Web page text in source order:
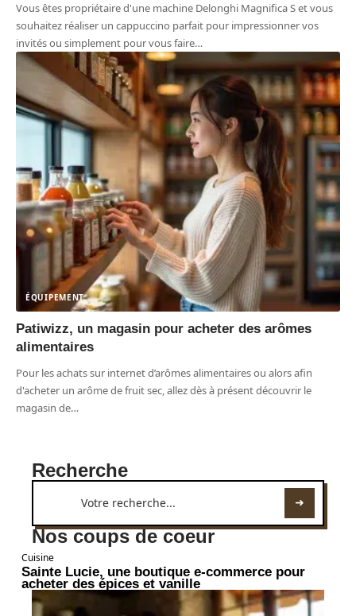
Vous êtes propriétaire d'une machine Delonghi Magnifica S et vous
souhaitez réaliser un cappuccino parfait pour impressionner vos
invités ou simplement pour vous faire…
ÉQUIPEMENT
Patiwizz, un magasin pour acheter des arômes
alimentaires
Pour les achats sur internet d’arômes alimentaires ou alors afin
d'acheter un arôme de fruit sec, allez dès à présent découvrir le
magasin de…
Recherche
Nos coups de coeur
Cuisine
Sainte Lucie, une boutique e-commerce pour
acheter des épices et vanille